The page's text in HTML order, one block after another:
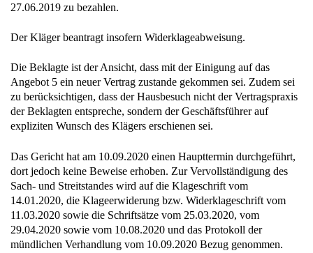
27.06.2019 zu bezahlen.
Der Kläger beantragt insofern Widerklageabweisung.
Die Beklagte ist der Ansicht, dass mit der Einigung auf das
Angebot 5 ein neuer Vertrag zustande gekommen sei. Zudem sei
zu berücksichtigen, dass der Hausbesuch nicht der Vertragspraxis
der Beklagten entspreche, sondern der Geschäftsführer auf
expliziten Wunsch des Klägers erschienen sei.
Das Gericht hat am 10.09.2020 einen Haupttermin durchgeführt,
dort jedoch keine Beweise erhoben. Zur Vervollständigung des
Sach- und Streitstandes wird auf die Klageschrift vom
14.01.2020, die Klageerwiderung bzw. Widerklageschrift vom
11.03.2020 sowie die Schriftsätze vom 25.03.2020, vom
29.04.2020 sowie vom 10.08.2020 und das Protokoll der
mündlichen Verhandlung vom 10.09.2020 Bezug genommen.